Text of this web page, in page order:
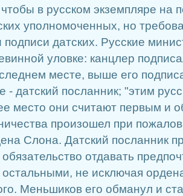
в русском экземпляре на
уполномоченных, но
датских. Русские
уловке: канцлер
месте, выше его
- датский посланник; "этим
место они считают первым и
произошел при
Слона. Датский посланник
отдавать
не исключая
Меньшиков его обманул и